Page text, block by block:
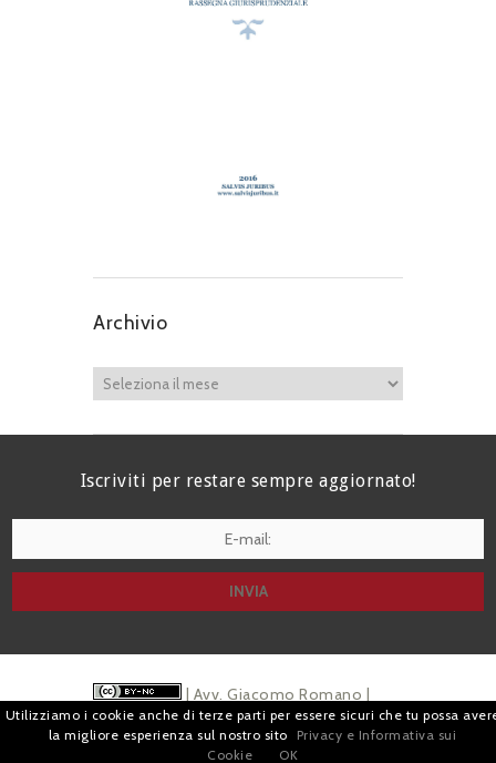
Archivio
Iscriviti per restare sempre aggiornato!
| Avv. Giacomo Romano |
Piazza di Campitelli, 2 - 00186 Roma | P.I.
Utilizziamo i cookie anche di terze parti per essere sicuri che tu possa
la migliore esperienza sul nostro sito
Privacy e Informativa sui
Cookie
OK